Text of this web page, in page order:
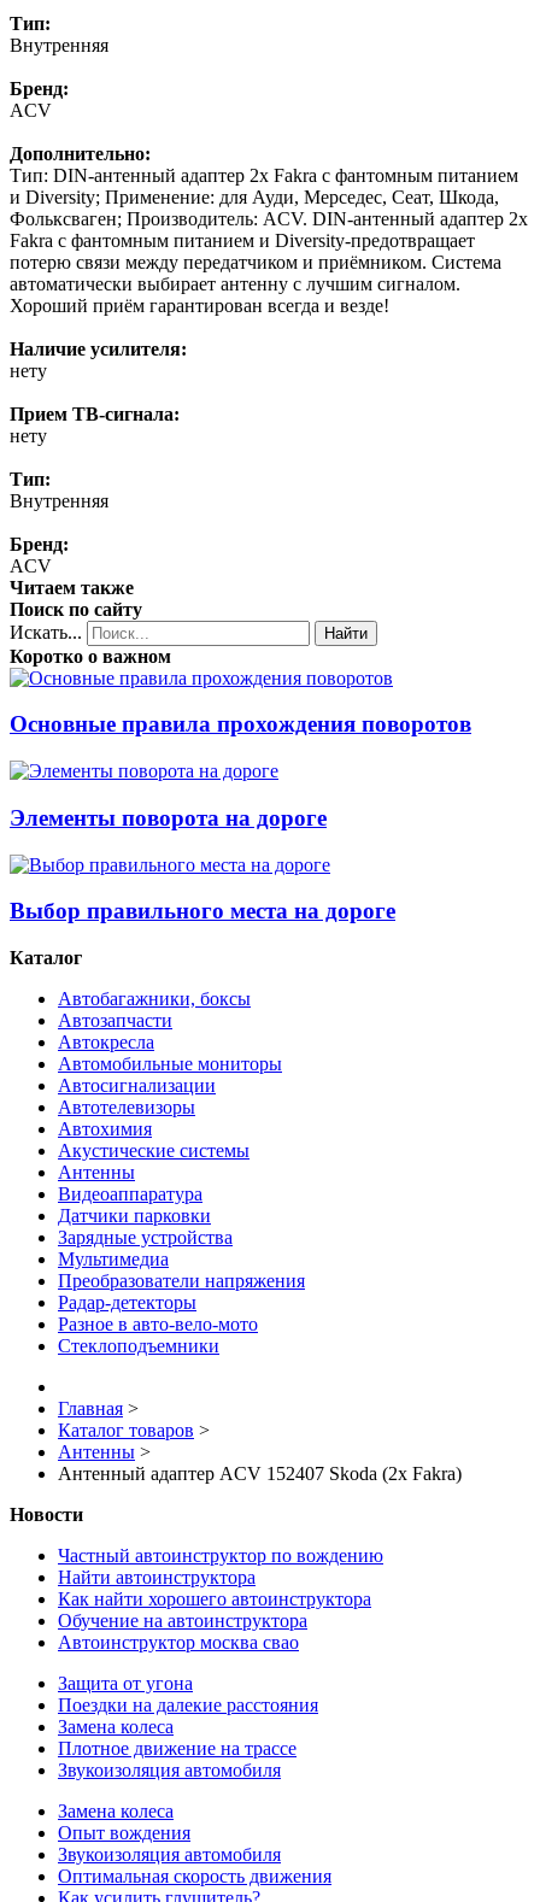
Тип:
Внутренняя
Бренд:
ACV
Дополнительно:
Тип: DIN-антенный адаптер 2x Fakra с фантомным питанием
и Diversity; Применение: для Ауди, Мерседес, Сеат, Шкода,
Фольксваген; Производитель: ACV. DIN-антенный адаптер 2x
Fakra с фантомным питанием и Diversity-предотвращает
потерю связи между передатчиком и приёмником. Система
автоматически выбирает антенну с лучшим сигналом.
Хороший приём гарантирован всегда и везде!
Наличие усилителя:
нету
Прием ТВ-сигнала:
нету
Тип:
Внутренняя
Бренд:
ACV
Читаем также
Поиск по сайту
Искать...
Найти
Коротко о важном
Основные правила прохождения поворотов
Элементы поворота на дороге
Выбор правильного места на дороге
Каталог
Автобагажники, боксы
Автозапчасти
Автокресла
Автомобильные мониторы
Автосигнализации
Автотелевизоры
Автохимия
Акустические системы
Антенны
Видеоаппаратура
Датчики парковки
Зарядные устройства
Мультимедиа
Преобразователи напряжения
Радар-детекторы
Разное в авто-вело-мото
Стеклоподъемники
Главная >
Каталог товаров >
Антенны >
Антенный адаптер ACV 152407 Skoda (2x Fakra)
Новости
Частный автоинструктор по вождению
Найти автоинструктора
Как найти хорошего автоинструктора
Обучение на автоинструктора
Автоинструктор москва свао
Защита от угона
Поездки на далекие расстояния
Замена колеса
Плотное движение на трассе
Звукоизоляция автомобиля
Замена колеса
Опыт вождения
Звукоизоляция автомобиля
Оптимальная скорость движения
Как усилить глушитель?